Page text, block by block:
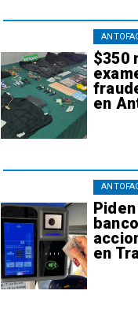
$350
en
en